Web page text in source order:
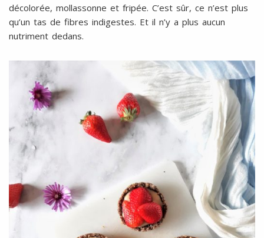
décolorée, mollassonne et fripée. C’est sûr, ce n’est plus
qu’un tas de fibres indigestes. Et il n’y a plus aucun
nutriment dedans.